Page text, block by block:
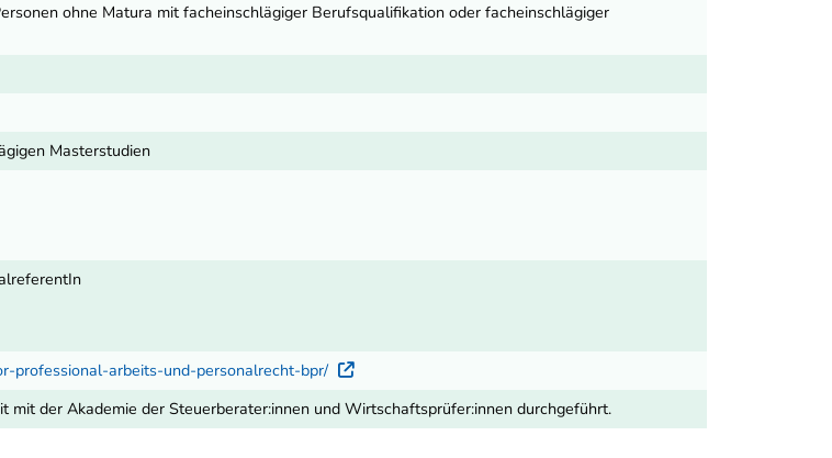
ohne Matura mit facheinschlägiger Berufsqualifikation oder facheinschlägiger
Masterstudien
professional-arbeits-und-personalrecht-bpr/ Externer Link
mit der Akademie der Steuerberater:innen und Wirtschaftsprüfer:innen durchgeführt.